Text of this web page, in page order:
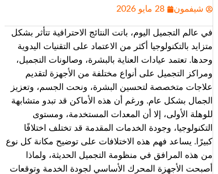
شيفمون 28 مايو 2026
في عالم التجميل اليوم، باتت النتائج الاحترافية تتأثر بشكل
متزايد بالتكنولوجيا أكثر من الاعتماد على التقنيات اليدوية
وحدها. تعتمد عيادات العناية بالبشرة، وصالونات التجميل،
ومراكز التجميل على أنواع مختلفة من الأجهزة لتقديم
علاجات متخصصة لتحسين البشرة، ونحت الجسم، وتعزيز
الجمال بشكل عام. ورغم أن هذه الأماكن قد تبدو متشابهة
للوهلة الأولى، إلا أن المعدات المستخدمة، ومستوى
التكنولوجيا، وجودة الخدمات المقدمة قد تختلف اختلافًا
كبيرًا. يساعد فهم هذه الاختلافات على توضيح مكانة كل نوع
من هذه المرافق في منظومة التجميل الحديثة، ولماذا
أصبحت الأجهزة المحرك الأساسي لجودة الخدمة وتوقعات